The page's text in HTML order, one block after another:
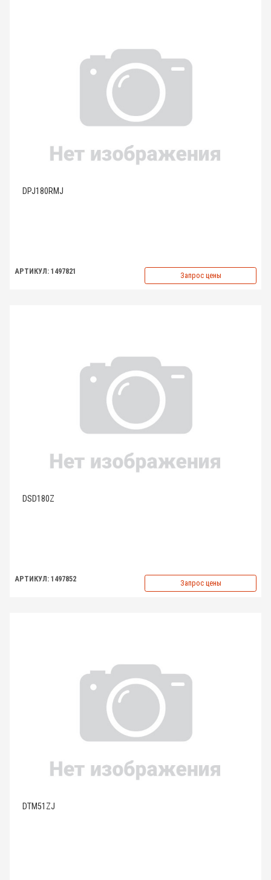
DPJ180RMJ
АРТИКУЛ: 1497821 Запрос цены
DSD180Z
АРТИКУЛ: 1497852 Запрос цены
DTM51ZJ